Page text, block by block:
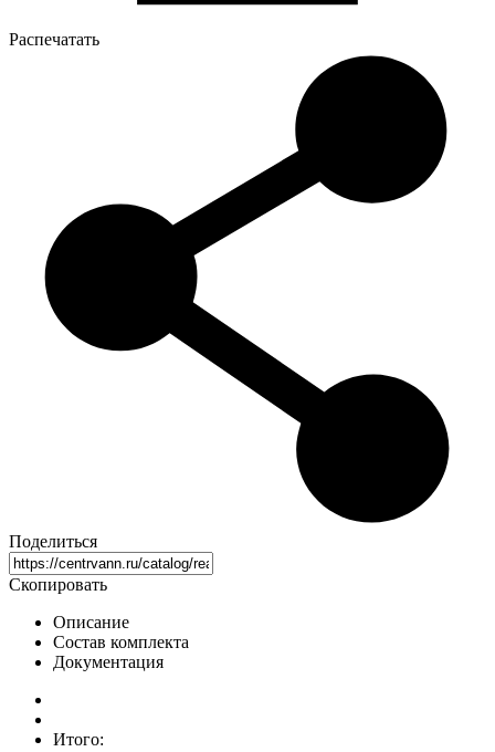
Распечатать
Поделиться
Скопировать
Описание
Состав комплекта
Документация
Итого: